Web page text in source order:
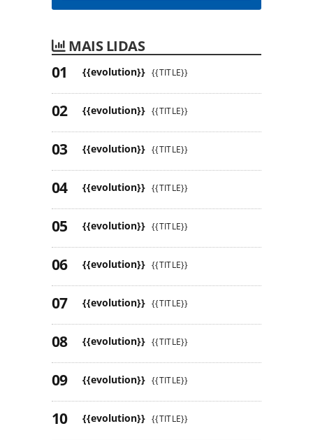
MAIS LIDAS
{{evolution}} {{TITLE}}
{{evolution}} {{TITLE}}
{{evolution}} {{TITLE}}
{{evolution}} {{TITLE}}
{{evolution}} {{TITLE}}
{{evolution}} {{TITLE}}
{{evolution}} {{TITLE}}
{{evolution}} {{TITLE}}
{{evolution}} {{TITLE}}
{{evolution}} {{TITLE}}